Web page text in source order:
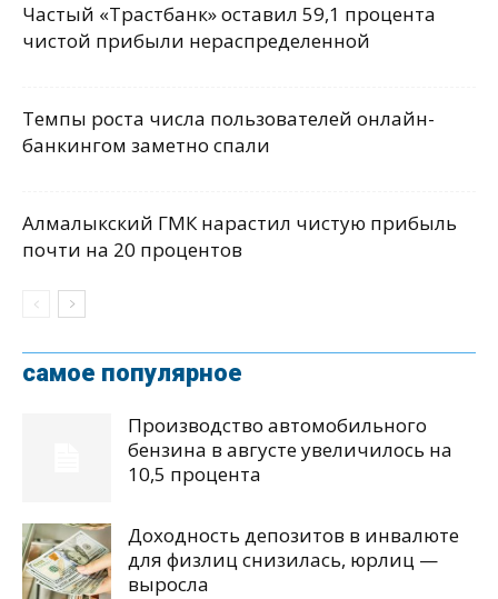
Частый «Трастбанк» оставил 59,1 процента
чистой прибыли нераспределенной
Темпы роста числа пользователей онлайн-
банкингом заметно спали
Алмалыкский ГМК нарастил чистую прибыль
почти на 20 процентов
самое популярное
Производство автомобильного
бензина в августе увеличилось на
10,5 процента
Доходность депозитов в инвалюте
для физлиц снизилась, юрлиц —
выросла